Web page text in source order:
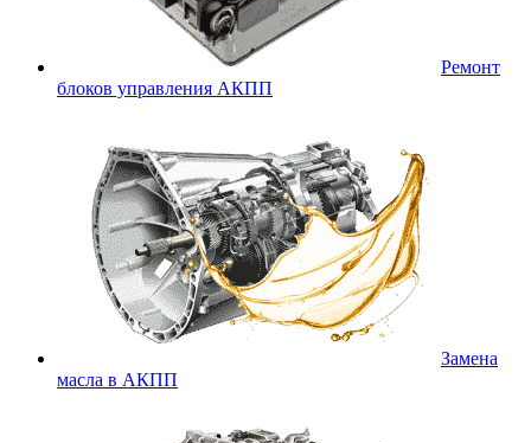
Ремонт
блоков управления АКПП
Замена
масла в АКПП